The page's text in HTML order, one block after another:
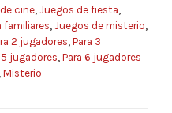
cine Juegos de fiesta
familiares Juegos de misterio
2 jugadores Para 3
5 jugadores Para 6 jugadores
Misterio